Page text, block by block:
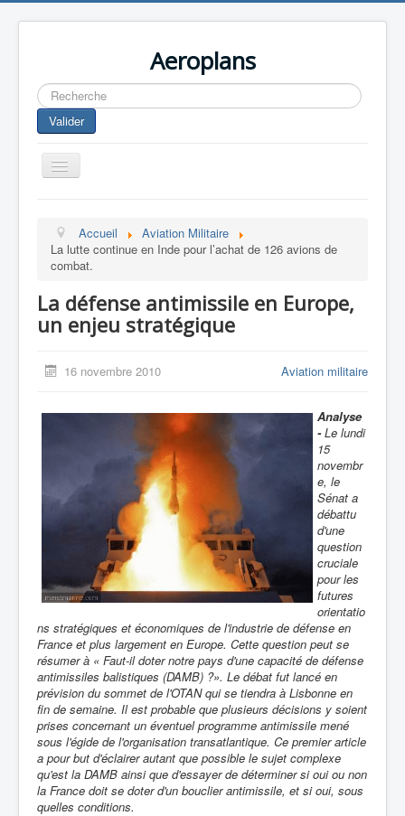
Aeroplans
Rechercher
Valider
Toggle
Navigation
Aviation Commerciale
Aviation d'Affaire
Aviation Militaire
Europespace
Drones
Accueil
Aviation Militaire
La lutte continue en Inde pour l’achat de 126 avions de
combat.
La défense antimissile en Europe,
un enjeu stratégique
16 novembre 2010 Aviation militaire
Analyse
-Le lundi
15
novembr
e, le
Sénat a
débattu
d'une
question
cruciale
pour les
futures
orientatio
ns stratégiques et économiques de l'industrie de défense en
France et plus largement en Europe. Cette question peut se
résumer à « Faut-il doter notre pays d'une capacité de défense
antimissiles balistiques (DAMB) ?». Le débat fut lancé en
prévision du sommet de l'OTAN qui se tiendra à Lisbonne en
fin de semaine. Il est probable que plusieurs décisions y soient
prises concernant un éventuel programme antimissile mené
sous l'égide de l'organisation transatlantique. Ce premier article
a pour but d'éclairer autant que possible le sujet complexe
qu'est la DAMB ainsi que d'essayer de déterminer si oui ou non
la France doit se doter d'un bouclier antimissile, et si oui, sous
quelles conditions.